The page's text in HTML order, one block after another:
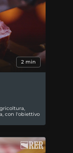
2 min
con l'obiettivo